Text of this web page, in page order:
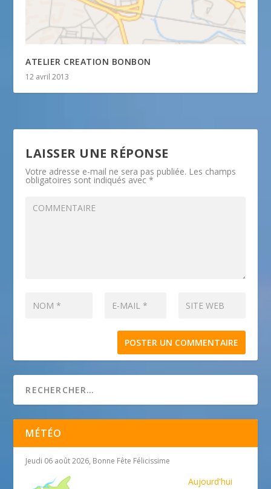
ATELIER CREATION BONBON
12 avril 2013
LAISSER UNE RÉPONSE
Votre adresse e-mail ne sera pas publiée. Les champs
obligatoires sont indiqués avec*
MÉTÉO
Jeudi 06 août 2026, Bonne Fête Félicissime
Aujourd'hui